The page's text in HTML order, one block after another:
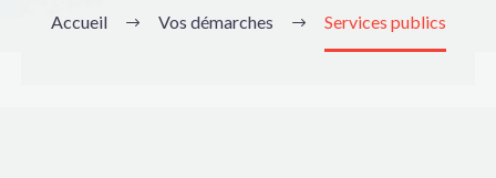
Accueil Vos démarches Services publics